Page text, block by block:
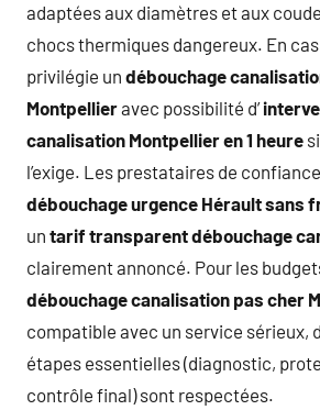
adaptées aux diamètres et aux
chocs thermiques dangereux. En cas
privilégie un débouchage
Montpellieravec possibilité d’
canalisation Montpellier en 1 heure
l’exige. Les prestataires de
débouchage urgence Hérault sans
un tarif transparent débouchage
clairement annoncé. Pour les
débouchage canalisation pas cher
compatible avec un service sérieux,
étapes essentielles (diagnostic,
contrôle final) sont respectées.